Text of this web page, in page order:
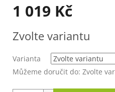
1 019 Kč
cena:
Zvolte variantu
Varianta
Můžeme doručit do: Zvolte